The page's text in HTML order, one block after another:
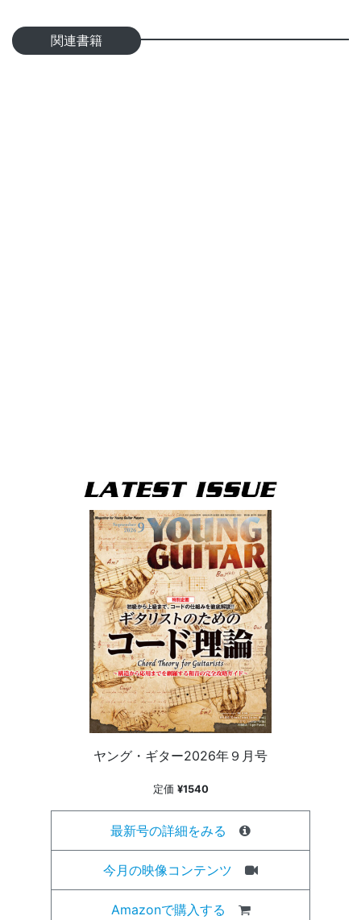
関連書籍
ヤング・ギター2026年９月号
定価 ¥1540
最新号の詳細をみる
今月の映像コンテンツ
Amazonで購入する